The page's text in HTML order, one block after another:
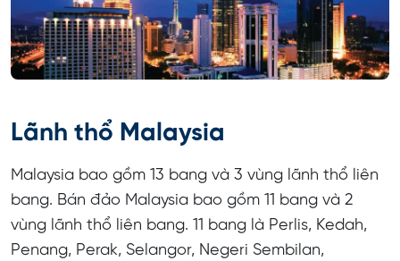
Lãnh thổ Malaysia
Malaysia bao gồm 13 bang và 3 vùng lãnh thổ liên
bang. Bán đảo Malaysia bao gồm 11 bang và 2
vùng lãnh thổ liên bang. 11 bang là Perlis, Kedah,
Penang, Perak, Selangor, Negeri Sembilan,